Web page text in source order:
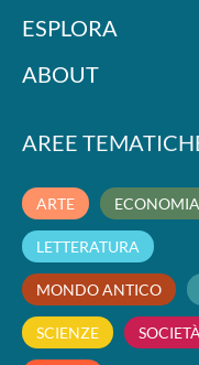
ESPLORA
ABOUT
AREE
ARTE ECONOMIA
LETTERATURA
MONDO ANTICO
SCIENZE SOCIETÀ